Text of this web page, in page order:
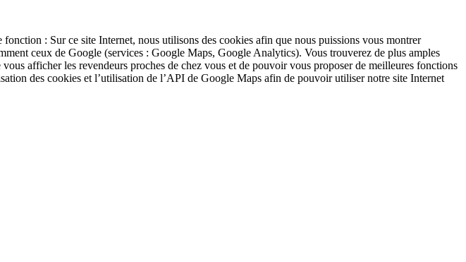
: Sur ce site Internet, nous utilisons des cookies afin que nous puissions vous montrer
ceux de Google (services : Google Maps, Google Analytics). Vous trouverez de plus amples
afficher les revendeurs proches de chez vous et de pouvoir vous proposer de meilleures fonctions
des cookies et l’utilisation de l’API de Google Maps afin de pouvoir utiliser notre site Internet